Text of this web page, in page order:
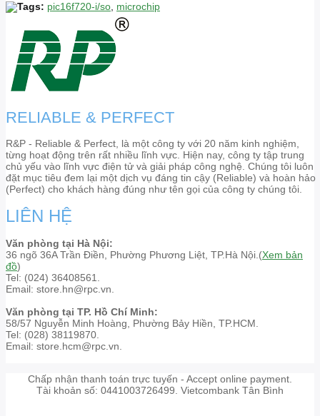
Tags: pic16f720-i/so microchip
RELIABLE & PERFECT
R&P - Reliable & Perfect, là một công ty với 20 năm kinh nghiệm,
từng hoạt động trên rất nhiều lĩnh vực. Hiện nay, công ty tập trung
chủ yếu vào lĩnh vực điện tử và giải pháp công nghệ. Chúng tôi luôn
đặt mục tiêu đem lại một dịch vụ đáng tin cậy (Reliable) và hoàn hảo
(Perfect) cho khách hàng đúng như tên gọi của công ty chúng tôi.
LIÊN HỆ
Văn phòng tại Hà Nội:
36 ngõ 36A Trần Điền, Phường Phương Liệt, TP.Hà Nội.(Xem bản
đồ)
Tel: (024) 36408561.
Email: store.hn@rpc.vn.
Văn phòng tại TP. Hồ Chí Minh:
58/57 Nguyễn Minh Hoàng, Phường Bảy Hiền, TP.HCM.
Tel: (028) 38119870.
Email: store.hcm@rpc.vn.
Chấp nhận thanh toán trực tuyến - Accept online payment.
Tài khoản số: 0441003726499. Vietcombank Tân Bình